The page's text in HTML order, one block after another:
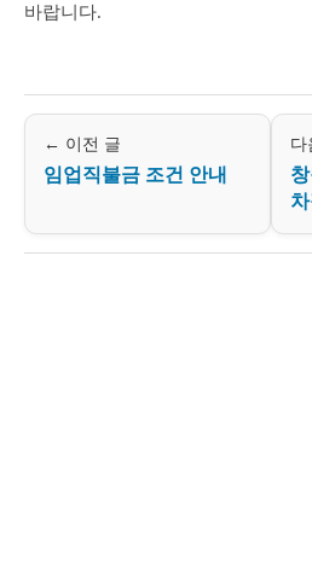
바랍니다.
← 이전 글
임업직불금 조건 안내
다